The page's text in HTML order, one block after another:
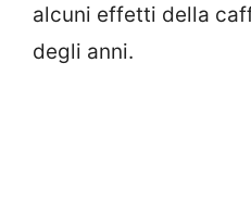
alcuni effetti della
degli anni.